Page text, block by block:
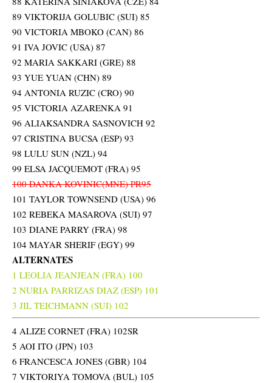
89 VIKTORIJA GOLUBIC (SUI) 85
90 VICTORIA MBOKO (CAN) 86
91 IVA JOVIC (USA) 87
92 MARIA SAKKARI (GRE) 88
93 YUE YUAN (CHN) 89
94 ANTONIA RUZIC (CRO) 90
95 VICTORIA AZARENKA 91
96 ALIAKSANDRA SASNOVICH 92
97 CRISTINA BUCSA (ESP) 93
98 LULU SUN (NZL) 94
99 ELSA JACQUEMOT (FRA) 95
100 DANKA KOVINIC(MNE) PR95
101 TAYLOR TOWNSEND (USA) 96
102 REBEKA MASAROVA (SUI) 97
103 DIANE PARRY (FRA) 98
104 MAYAR SHERIF (EGY) 99
ALTERNATES
1 LEOLIA JEANJEAN (FRA) 100
2 NURIA PARRIZAS DIAZ (ESP) 101
3 JIL TEICHMANN (SUI) 102
4 ALIZE CORNET (FRA) 102SR
5 AOI ITO (JPN) 103
6 FRANCESCA JONES (GBR) 104
7 VIKTORIYA TOMOVA (BUL) 105